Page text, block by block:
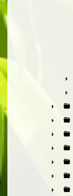
►
►
►
►
►
►
►
►